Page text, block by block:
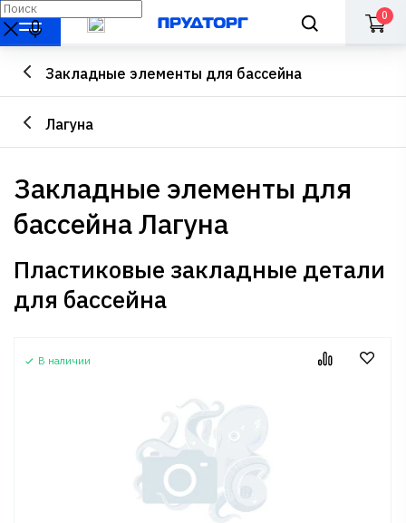
0
Закладные элементы для бассейна
Лагуна
Закладные элементы для
бассейна Лагуна
Пластиковые закладные детали
для бассейна
В наличии